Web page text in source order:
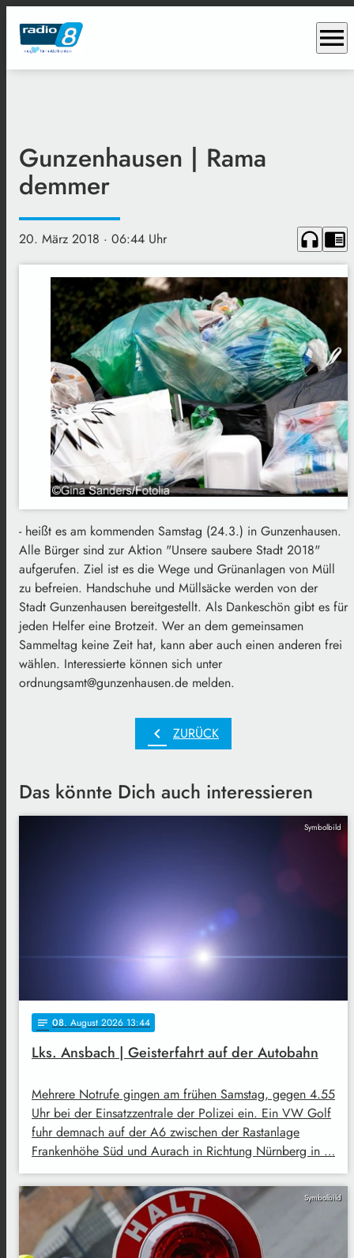
menu
Gunzenhausen | Rama
demmer
20. März 2018 · 06:44 Uhr headphones chrome_reader_mode
- heißt es am kommenden Samstag (24.3.) in Gunzenhausen.
Alle Bürger sind zur Aktion "Unsere saubere Stadt 2018"
aufgerufen. Ziel ist es die Wege und Grünanlagen von Müll
zu befreien. Handschuhe und Müllsäcke werden von der
Stadt Gunzenhausen bereitgestellt. Als Dankeschön gibt es für
jeden Helfer eine Brotzeit. Wer an dem gemeinsamen
Sammeltag keine Zeit hat, kann aber auch einen anderen frei
wählen. Interessierte können sich unter
ordnungsamt@gunzenhausen.de melden.
chevron_left ZURÜCK
Das könnte Dich auch interessieren
Symbolbild
notes 08. August 2026 13:44
Lks. Ansbach | Geisterfahrt auf der Autobahn
Mehrere Notrufe gingen am frühen Samstag, gegen 4.55
Uhr bei der Einsatzzentrale der Polizei ein. Ein VW Golf
fuhr demnach auf der A6 zwischen der Rastanlage
Frankenhöhe Süd und Aurach in Richtung Nürnberg in …
Symbolbild